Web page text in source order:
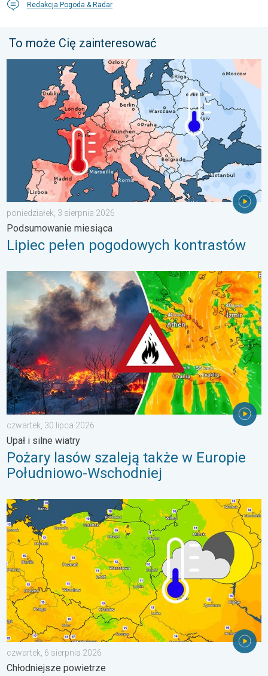
Redakcja Pogoda & Radar
To może Cię zainteresować
Lipiec pełen pogodowych kontrastów. Podsumowanie
poniedziałek, 3 sierpnia 2026
Podsumowanie miesiąca
Lipiec pełen pogodowych kontrastów
Pożary lasów szaleją także w Europie Południowo-
czwartek, 30 lipca 2026
Upał i silne wiatry
Pożary lasów szaleją także w Europie
Południowo-Wschodniej
Wracają rześkie noce. Chłodniejsze powietrze. . . czwartek, 6
czwartek, 6 sierpnia 2026
Chłodniejsze powietrze